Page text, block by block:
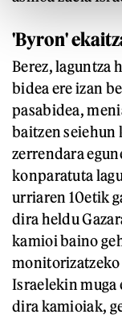
'Byron'
Berez, laguntza
bidea ere izan
pasabidea,
baitzen seiehun
zerrendara
konparatuta
urriaren 10etik
dira heldu
kamioi baino
monitorizatzeko
Israelekin muga
dira kamioiak,